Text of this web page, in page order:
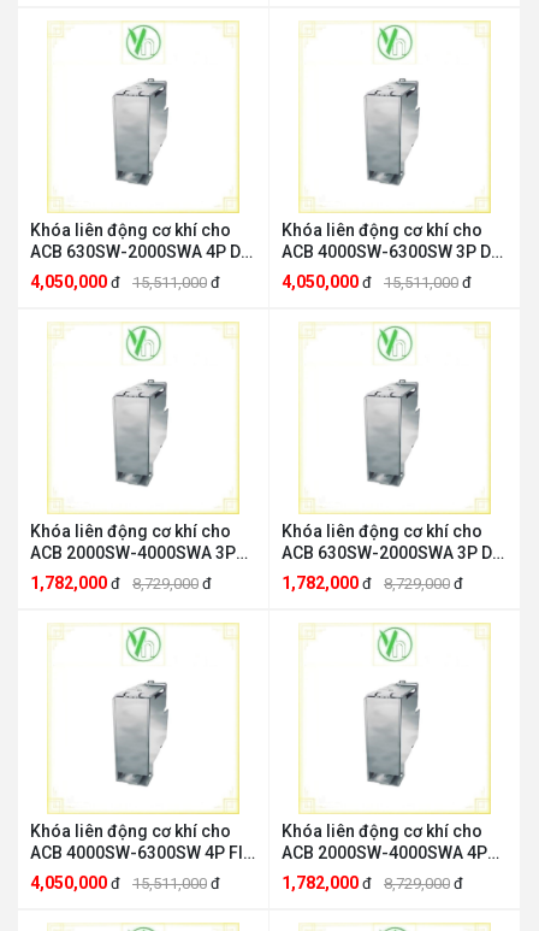
Khóa liên động cơ khí cho
ACB 630SW-2000SWA 4P DR
Mitsubishi MI-204D-W
4,050,000 đ 15,511,000 đ
Khóa liên động cơ khí cho
ACB 4000SW-6300SW 3P DR
Mitsubishi MI-633D-W
4,050,000 đ 15,511,000 đ
Khóa liên động cơ khí cho
ACB 2000SW-4000SWA 3P
DR Mitsubishi MI-403D-W
1,782,000 đ 8,729,000 đ
Khóa liên động cơ khí cho
ACB 630SW-2000SWA 3P DR
Mitsubishi MI-203D-W
1,782,000 đ 8,729,000 đ
Khóa liên động cơ khí cho
ACB 4000SW-6300SW 4P FIX
Mitsubishi MI-634HNF-W
4,050,000 đ 15,511,000 đ
Khóa liên động cơ khí cho
ACB 2000SW-4000SWA 4P
FIX Mitsubishi MI-404F-W
1,782,000 đ 8,729,000 đ